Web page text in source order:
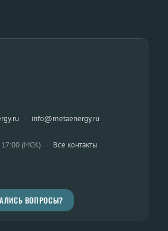
· info@metaenergy.ru
(МСК) · Все контакты
ВОПРОСЫ?